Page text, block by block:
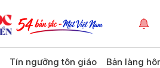
Tín ngưỡng tôn giáo Bản làng